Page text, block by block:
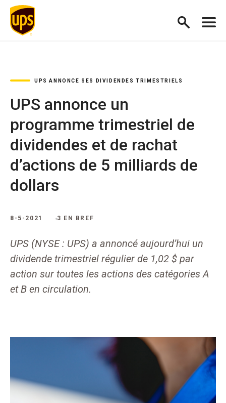
UPS ANNONCE SES DIVIDENDES TRIMESTRIELS
UPS annonce un
programme trimestriel de
dividendes et de rachat
d’actions de 5 milliards de
dollars
8-5-2021 3 EN BREF
UPS (NYSE : UPS) a annoncé aujourd’hui un
dividende trimestriel régulier de 1,02 $ par
action sur toutes les actions des catégories A
et B en circulation.